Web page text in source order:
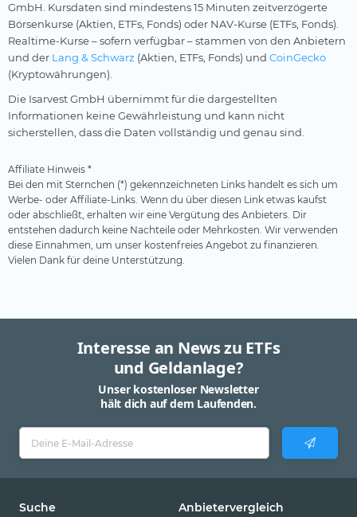
GmbH. Kursdaten sind mindestens 15 Minuten zeitverzögerte
Börsenkurse (Aktien, ETFs, Fonds) oder NAV-Kurse (ETFs, Fonds).
Realtime-Kurse – sofern verfügbar – stammen von den Anbietern
und der Lang & Schwarz (Aktien, ETFs, Fonds) und CoinGecko
(Kryptowährungen).
Die Isarvest GmbH übernimmt für die dargestellten
Informationen keine Gewährleistung und kann nicht
sicherstellen, dass die Daten vollständig und genau sind.
Affiliate Hinweis *
Bei den mit Sternchen (*) gekennzeichneten Links handelt es sich um
Werbe- oder Affiliate-Links. Wenn du über diesen Link etwas kaufst
oder abschließt, erhalten wir eine Vergütung des Anbieters. Dir
entstehen dadurch keine Nachteile oder Mehrkosten. Wir verwenden
diese Einnahmen, um unser kostenfreies Angebot zu finanzieren.
Vielen Dank für deine Unterstützung.
Interesse an News zu ETFs
und Geldanlage?
Unser kostenloser Newsletter
hält dich auf dem Laufenden.
Suche Anbietervergleich